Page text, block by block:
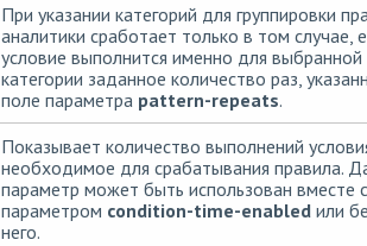
При указании категорий для группировки
аналитики сработает только в том случае,
условие выполнится именно для выбранной
категории заданное количество раз,
поле параметра pattern-repeats.
Показывает количество выполнений
необходимое для срабатывания правила.
параметр может быть использован вместе с
параметром condition-time-enabled или
него.